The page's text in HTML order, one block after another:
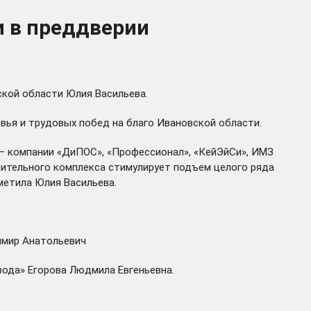
в преддверии
области Юлия Васильева.
и трудовых побед на благо Ивановской области.
компании «ДиПОС», «Профессионал», «КейЭйСи», ИМЗ
комплекса стимулирует подъем целого ряда
Юлия Васильева.
Анатольевич
Егорова Людмила Евгеньевна.